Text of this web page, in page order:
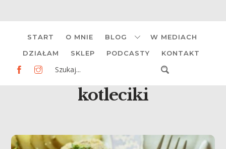
content
START O MNIE BLOG W MEDIACH
DZIAŁAM SKLEP PODCASTY KONTAKT
kotleciki